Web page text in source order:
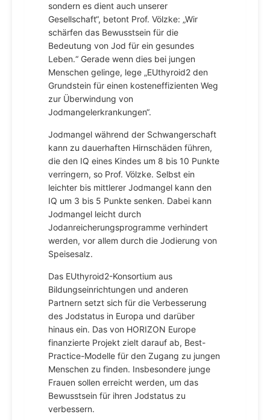
sondern es dient auch unserer
Gesellschaft“, betont Prof. Völzke: „Wir
schärfen das Bewusstsein für die
Bedeutung von Jod für ein gesundes
Leben.“ Gerade wenn dies bei jungen
Menschen gelinge, lege „EUthyroid2 den
Grundstein für einen kosteneffizienten Weg
zur Überwindung von
Jodmangelerkrankungen“.
Jodmangel während der Schwangerschaft
kann zu dauerhaften Hirnschäden führen,
die den IQ eines Kindes um 8 bis 10 Punkte
verringern, so Prof. Völzke. Selbst ein
leichter bis mittlerer Jodmangel kann den
IQ um 3 bis 5 Punkte senken. Dabei kann
Jodmangel leicht durch
Jodanreicherungsprogramme verhindert
werden, vor allem durch die Jodierung von
Speisesalz.
Das EUthyroid2-Konsortium aus
Bildungseinrichtungen und anderen
Partnern setzt sich für die Verbesserung
des Jodstatus in Europa und darüber
hinaus ein. Das von HORIZON Europe
finanzierte Projekt zielt darauf ab, Best-
Practice-Modelle für den Zugang zu jungen
Menschen zu finden. Insbesondere junge
Frauen sollen erreicht werden, um das
Bewusstsein für ihren Jodstatus zu
verbessern.